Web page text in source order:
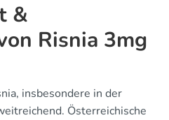
&
Risnia 3mg
insbesondere in der
Österreichische